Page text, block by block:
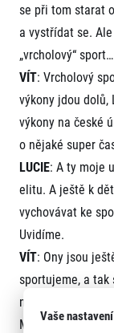
se při tom starat
a vystřídat se.
„vrcholový“ sport…
VÍT: Vrcholový
výkony jdou dolů,
výkony na české
o nějaké super
LUCIE: A ty moje
elitu. A ještě k
vychovávat ke
Uvidíme.
VÍT: Ony jsou
sportujeme, a tak
na soutěže a
Mají k pohybu
Vaše